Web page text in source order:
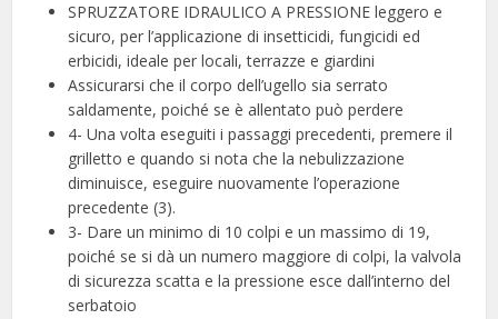
SPRUZZATORE IDRAULICO A PRESSIONE leggero e
sicuro, per l’applicazione di insetticidi, fungicidi ed
erbicidi, ideale per locali, terrazze e giardini
Assicurarsi che il corpo dell’ugello sia serrato
saldamente, poiché se è allentato può perdere
4- Una volta eseguiti i passaggi precedenti, premere il
grilletto e quando si nota che la nebulizzazione
diminuisce, eseguire nuovamente l’operazione
precedente (3).
3- Dare un minimo di 10 colpi e un massimo di 19,
poiché se si dà un numero maggiore di colpi, la valvola
di sicurezza scatta e la pressione esce dall’interno del
serbatoio